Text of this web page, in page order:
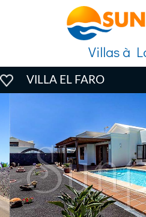
Villas à
VILLA EL FARO